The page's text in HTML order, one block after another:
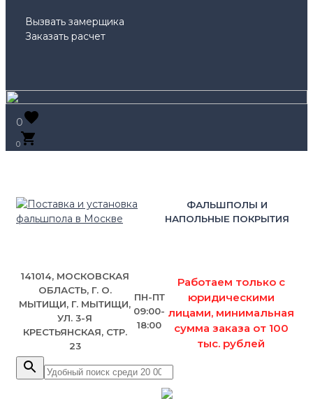
Вызвать замерщика
Заказать расчет
0
0
ФАЛЬШПОЛЫ И
НАПОЛЬНЫЕ ПОКРЫТИЯ
141014, МОСКОВСКАЯ
ОБЛАСТЬ, Г. О.
МЫТИЩИ, Г. МЫТИЩИ,
УЛ. 3-Я
КРЕСТЬЯНСКАЯ, СТР.
23
ПН-ПТ
09:00-
18:00
Работаем только с
юридическими
лицами, минимальная
сумма заказа от 100
тыс. рублей